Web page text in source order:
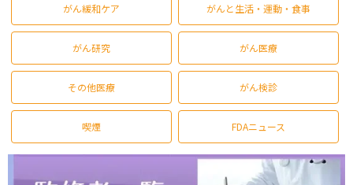
がん緩和ケア がんと生活・運動・食事
がん研究 がん医療
その他医療 がん検診
喫煙 FDAニュース